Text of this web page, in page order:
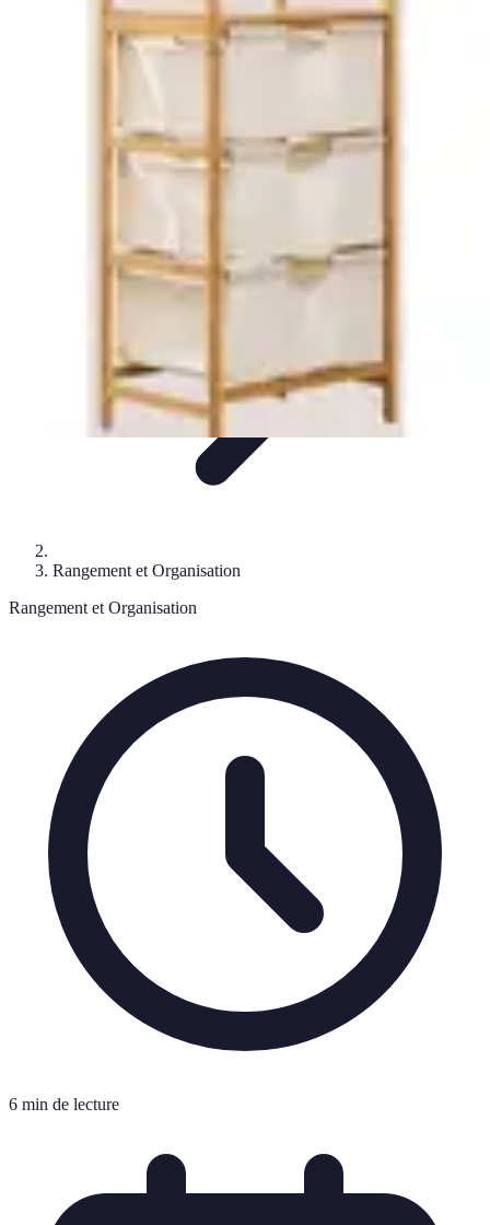
Astuces du Quotidien
Économie domestiqueCuisine et AlimentationCuisine &
Organisation Productivité
Rangement et Organisation
Rangement et Organisation
6 min de lecture